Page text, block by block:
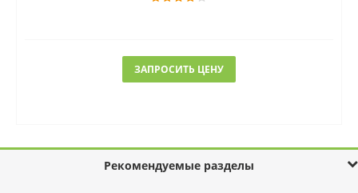
ЗАПРОСИТЬ ЦЕНУ
Рекомендуемые разделы